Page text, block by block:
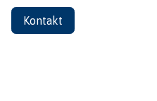
Kontakt